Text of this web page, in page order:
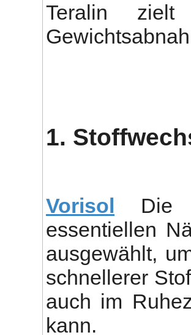
Teralin
1.
Vorisol
Die
essentiellen
ausgewählt,
schnellerer
auch im
kann.